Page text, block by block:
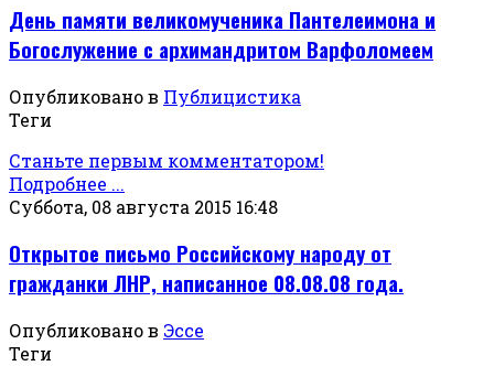
День памяти великомученика Пантелеимона и
Богослужение с архимандритом Варфоломеем
Опубликовано в Публицистика
Теги
Станьте первым комментатором!
Подробнее ...
Суббота, 08 августа 2015 16:48
Открытое письмо Российскому народу от
гражданки ЛНР, написанное 08.08.08 года.
Опубликовано в Эссе
Теги